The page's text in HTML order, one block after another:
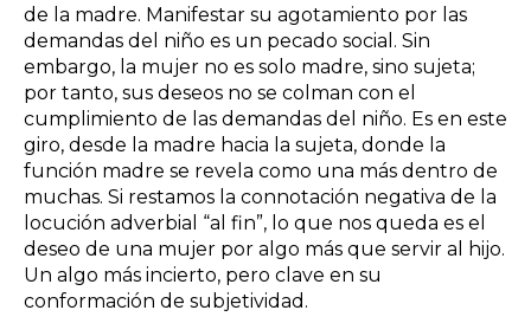
de la madre. Manifestar su agotamiento por las
demandas del niño es un pecado social. Sin
embargo, la mujer no es solo madre, sino sujeta;
por tanto, sus deseos no se colman con el
cumplimiento de las demandas del niño. Es en este
giro, desde la madre hacia la sujeta, donde la
función madre se revela como una más dentro de
muchas. Si restamos la connotación negativa de la
locución adverbial “al fin”, lo que nos queda es el
deseo de una mujer por algo más que servir al hijo.
Un algo más incierto, pero clave en su
conformación de subjetividad.